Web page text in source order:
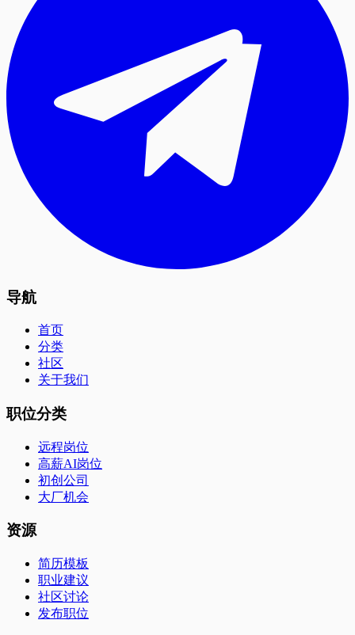
导航
首页
分类
社区
关于我们
职位分类
远程岗位
高薪AI岗位
初创公司
大厂机会
资源
简历模板
职业建议
社区讨论
发布职位